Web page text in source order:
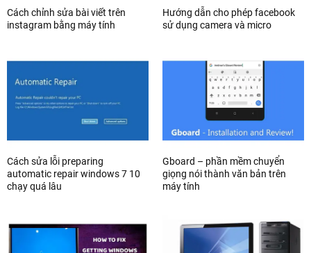
Cách chỉnh sửa bài viết trên
instagram bằng máy tính
Hướng dẫn cho phép facebook
sử dụng camera và micro
Cách sửa lỗi preparing
automatic repair windows 7 10
chạy quá lâu
Gboard – phần mềm chuyển
giọng nói thành văn bản trên
máy tính